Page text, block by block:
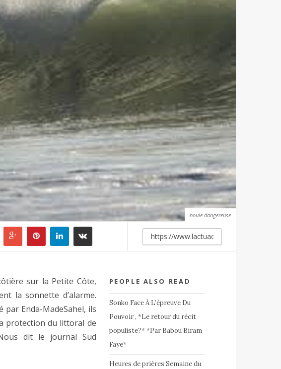
houle dangereuse
PEOPLE ALSO READ
Sonko Face À L’épreuve Du
Pouvoir , *Le retour du récit
populiste?* *Par Babou Biram
Faye*
Heures de prières Semaine du
sur la Petite Côte,
la sonnette d’alarme.
par Enda-MadeSahel, ils
protection du littoral de
dit le journal Sud